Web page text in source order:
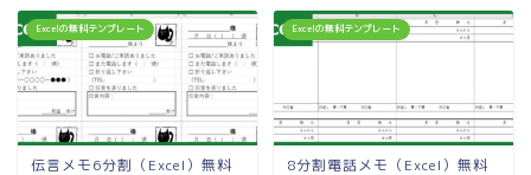
Excelの無料テンプレート
伝言メモ6分割（Excel）無料
Excelの無料テンプレート
8分割電話メモ（Excel）無料